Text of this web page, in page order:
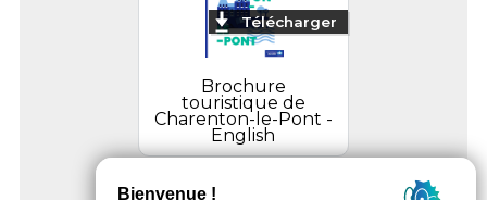
Télécharger
Brochure
touristique de
Charenton-le-Pont -
English